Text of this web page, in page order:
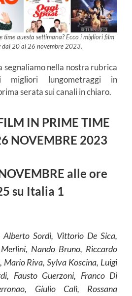
time questa settimana? Ecco i migliori film
dal 20 al 26 novembre 2023.
segnaliamo nella nostra rubrica
lungometraggi in
serata sui canali in chiaro.
IN PRIME TIME
NOVEMBRE 2023
alle ore
su Italia 1
Alberto Sordi, Vittorio De Sica,
Nando Bruno, Riccardo
Mario Riva, Sylva Koscina, Luigi
Fausto Guerzoni, Franco Di
Giulio Calì, Rossana